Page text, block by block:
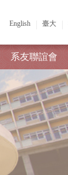
English 臺大
系友聯誼會